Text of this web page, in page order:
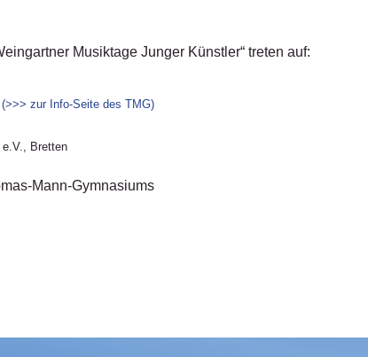
Musiktage Junger Künstler“ treten auf:
(>>> zur Info-Seite des TMG)
Bretten
Mann-Gymnasiums